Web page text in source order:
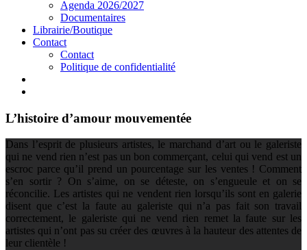
Agenda 2026/2027
Documentaires
Librairie/Boutique
Contact
Contact
Politique de confidentialité
L’histoire d’amour mouvementée
Dans l’esprit de plusieurs artistes, le marchand d’art ou le galeriste
qui ne vend rien n’est pas un bon commerçant, celui qui vend est un
escroc parce qu’il prend un pourcentage sur les ventes ! Comment
s’en sortir ? On s’aime, on se déteste, on s’engueule et on se
réconcilie. Les artistes qui ne vendent rien lorsqu’ils sont en galerie
disent que c’est la faute au galeriste qui n’a pas fait son travail
correctement, le galeriste qui ne vend rien remet la faute sur les
artistes qui n’ont pas su créer des œuvres à la hauteur des attentes de
leur clientèle !